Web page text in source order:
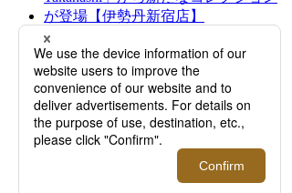
＜エトロ＞｜髙橋海人とのコラボレーション
による「ETRO per Kaito Takahashi」から新
たなコレクションが登場【伊勢丹新宿店】